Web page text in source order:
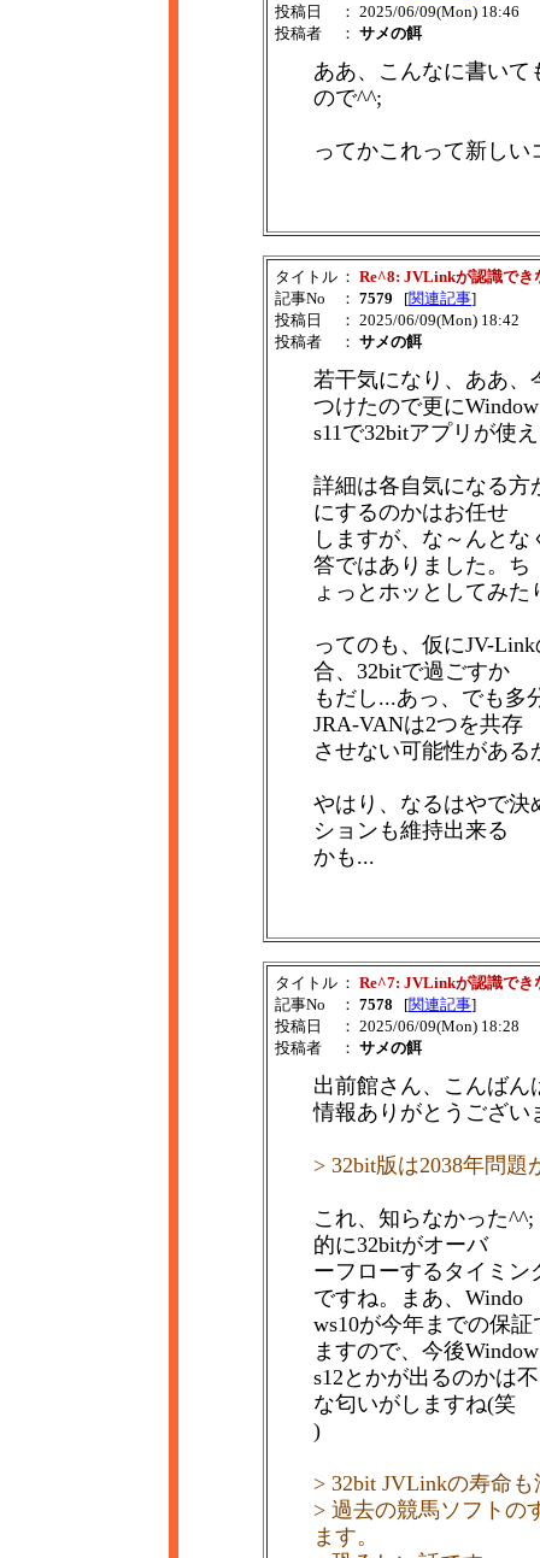
投稿日
： 2025/06/09(Mon) 18:46
投稿者
： サメの餌
ああ、こんなに書い
ので^^;
ってかこれって新しい
タイトル ： Re^8: JVLinkが認識でき
記事No
： 7579 [関連記事]
投稿日
： 2025/06/09(Mon) 18:42
投稿者
： サメの餌
若干気になり、ああ、
つけたので更にWindow
s11で32bitアプリが使
詳細は各自気になる
にするのかはお任せ
しますが、な～んと
答ではありました。ち
ょっとホッとしてみた
ってのも、仮にJV-
合、32bitで過ごすか
もだし...あっ、でも多
JRA-VANは2つを共存
させない可能性がある
やはり、なるはやで決
ションも維持出来る
かも...
タイトル ： Re^7: JVLinkが認識でき
記事No
： 7578 [関連記事]
投稿日
： 2025/06/09(Mon) 18:28
投稿者
： サメの餌
出前館さん、こんばん
情報ありがとうござい
> 32bit版は2038年問題
これ、知らなかった
的に32bitがオーバ
ーフローするタイミン
ですね。まあ、Windo
ws10が今年までの保
ますので、今後Window
s12とかが出るのかは
な匂いがしますね(笑
)
> 32bit JVLinkの寿命
> 過去の競馬ソフトの
ます。